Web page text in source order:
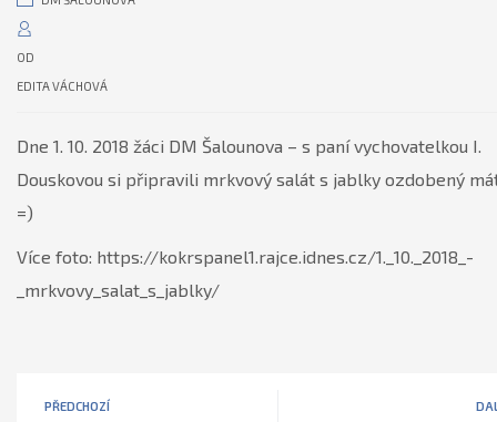
OD
EDITA VÁCHOVÁ
Dne 1. 10. 2018 žáci DM Šalounova – s paní vychovatelkou I.
Douskovou si připravili mrkvový salát s jablky ozdobený
=)
Více foto: https://kokrspanel1.rajce.idnes.cz/1._10._2018_-
_mrkvovy_salat_s_jablky/
PŘEDCHOZÍ